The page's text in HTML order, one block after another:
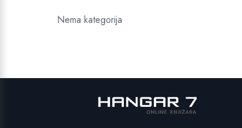
Nema kategorija